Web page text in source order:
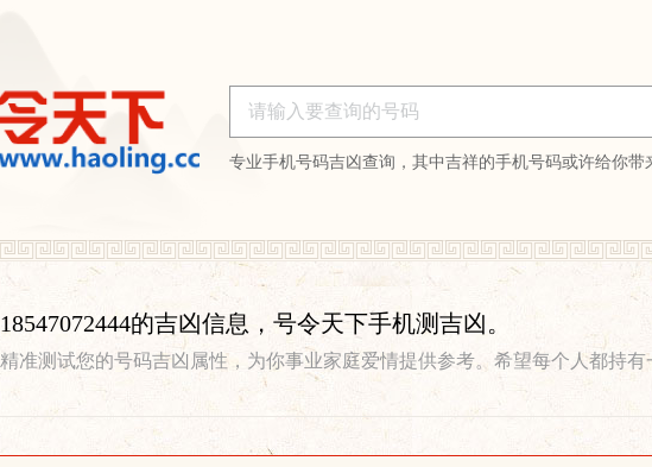
专业手机号码吉凶查询，其中吉祥的手机号码或许给你带
18547072444的吉凶信息，号令天下手机测吉凶。
精准测试您的号码吉凶属性，为你事业家庭爱情提供参考。希望每个人都持有